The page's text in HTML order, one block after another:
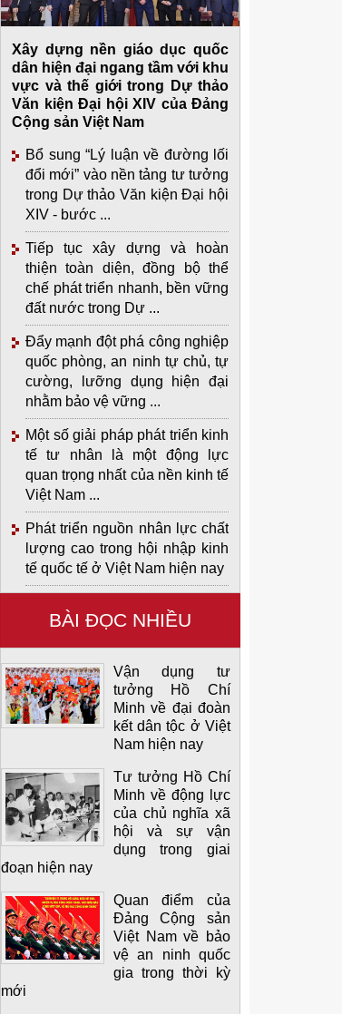
Xây dựng nền giáo dục quốc
dân hiện đại ngang tầm với khu
vực và thế giới trong Dự thảo
Văn kiện Đại hội XIV của Đảng
Cộng sản Việt Nam
Bổ sung “Lý luận về đường lối
đổi mới” vào nền tảng tư tưởng
trong Dự thảo Văn kiện Đại hội
XIV - bước ...
Tiếp tục xây dựng và hoàn
thiện toàn diện, đồng bộ thể
chế phát triển nhanh, bền vững
đất nước trong Dự ...
Đẩy mạnh đột phá công nghiệp
quốc phòng, an ninh tự chủ, tự
cường, lưỡng dụng hiện đại
nhằm bảo vệ vững ...
Một số giải pháp phát triển kinh
tế tư nhân là một động lực
quan trọng nhất của nền kinh tế
Việt Nam ...
Phát triển nguồn nhân lực chất
lượng cao trong hội nhập kinh
tế quốc tế ở Việt Nam hiện nay
BÀI ĐỌC NHIỀU
Vận dụng tư
tưởng Hồ Chí
Minh về đại đoàn
kết dân tộc ở Việt
Nam hiện nay
Tư tưởng Hồ Chí
Minh về động lực
của chủ nghĩa xã
hội và sự vận
dụng trong giai
đoạn hiện nay
Quan điểm của
Đảng Cộng sản
Việt Nam về bảo
vệ an ninh quốc
gia trong thời kỳ
mới